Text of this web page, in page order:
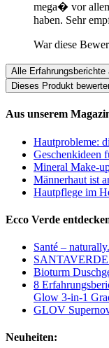
mega� vor
haben. Sehr
War diese
Alle Erfahrungsberichte
Dieses Produkt
Aus unserem
Hautprobleme:
Geschenkideen
Mineral Make-
Männerhaut ist
Hautpflege im
Ecco Verde
Santé – naturally.
Bioturm
8
Glow 3-in-1
GLOV
Neuheiten: